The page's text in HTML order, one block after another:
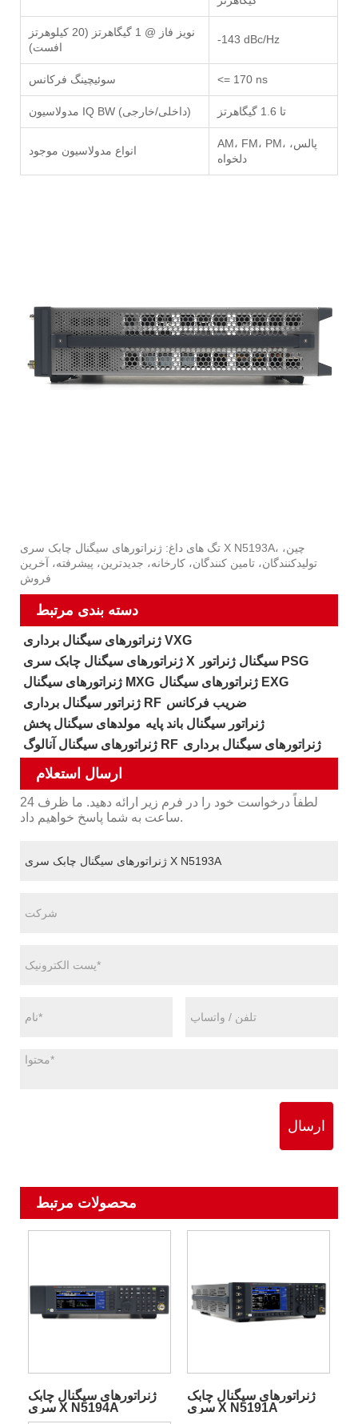
نویز فاز @ 1 گیگاهرتز (20 کیلوهرتز
افست)
-143 dBc/Hz
سوئیچینگ فرکانس <= 170 ns
مدولاسیون IQ BW (داخلی/خارجی) تا 1.6 گیگاهرتز
انواع مدولاسیون موجود
AM، FM، PM، پالس،
دلخواه
تگ های داغ: ژنراتورهای سیگنال چابک سری X N5193A، چین،
تولیدکنندگان، تامین کنندگان، کارخانه، جدیدترین، پیشرفته، آخرین
فروش
دسته بندی مرتبط
ژنراتورهای سیگنال برداری VXG
ژنراتورهای سیگنال چابک سری X
سیگنال ژنراتور PSG
ژنراتورهای سیگنال MXG
ژنراتورهای سیگنال EXG
ژنراتور سیگنال برداری RF ضریب فرکانس
مولدهای سیگنال پخش ژنراتور سیگنال باند پایه
ژنراتورهای سیگنال آنالوگ RF ژنراتورهای سیگنال برداری
ارسال استعلام
لطفاً درخواست خود را در فرم زیر ارائه دهید. ما ظرف 24
ساعت به شما پاسخ خواهیم داد.
ارسال
محصولات مرتبط
ژنراتورهای سیگنال چابک
سری X N5194A
ژنراتورهای سیگنال چابک
سری X N5191A